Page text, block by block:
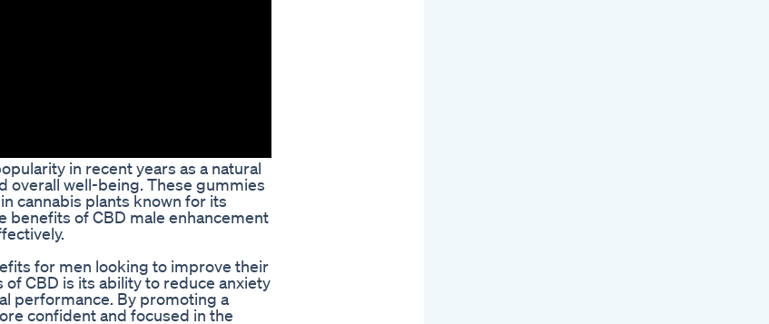
in recent years as a natural
overall well-being. These gummies
cannabis plants known for its
benefits of CBD male enhancement
for men looking to improve their
CBD is its ability to reduce anxiety
performance. By promoting a
confident and focused in the